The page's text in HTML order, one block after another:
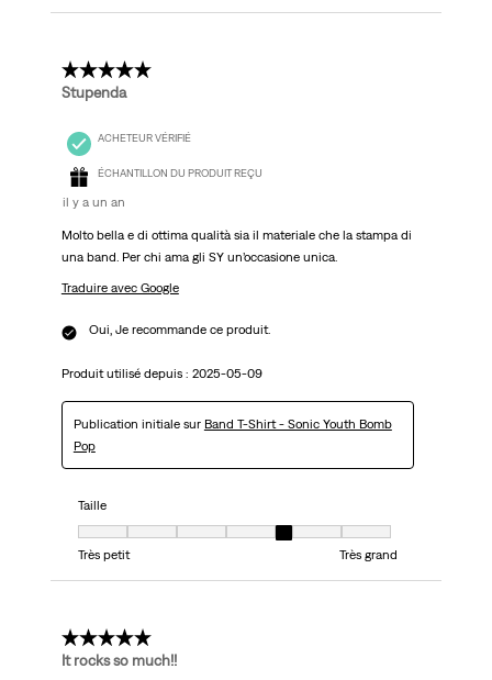
5 étoile(s) sur 5.
Stupenda
ACHETEUR VÉRIFIÉ
ÉCHANTILLON DU PRODUIT REÇU
il y a un an
Molto bella e di ottima qualità sia il materiale che la stampa di
una band. Per chi ama gli SY un’occasione unica.
Traduire avec Google
Oui, Je recommande ce produit.
Produit utilisé depuis : 2025-05-09
Publication initiale sur Band T-Shirt - Sonic Youth Bomb
Pop
Taille
Taille, 5 sur 7, où 1 est égal à Très petit et 7 est égal à Très grand
Très petit
Très grand
5 étoile(s) sur 5.
It rocks so much!!